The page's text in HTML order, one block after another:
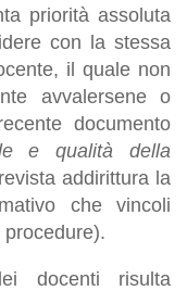
priorità assoluta
con la stessa
il quale non
avvalersene o
documento
e qualità della
addirittura la
che vincoli
procedure).
docenti risulta